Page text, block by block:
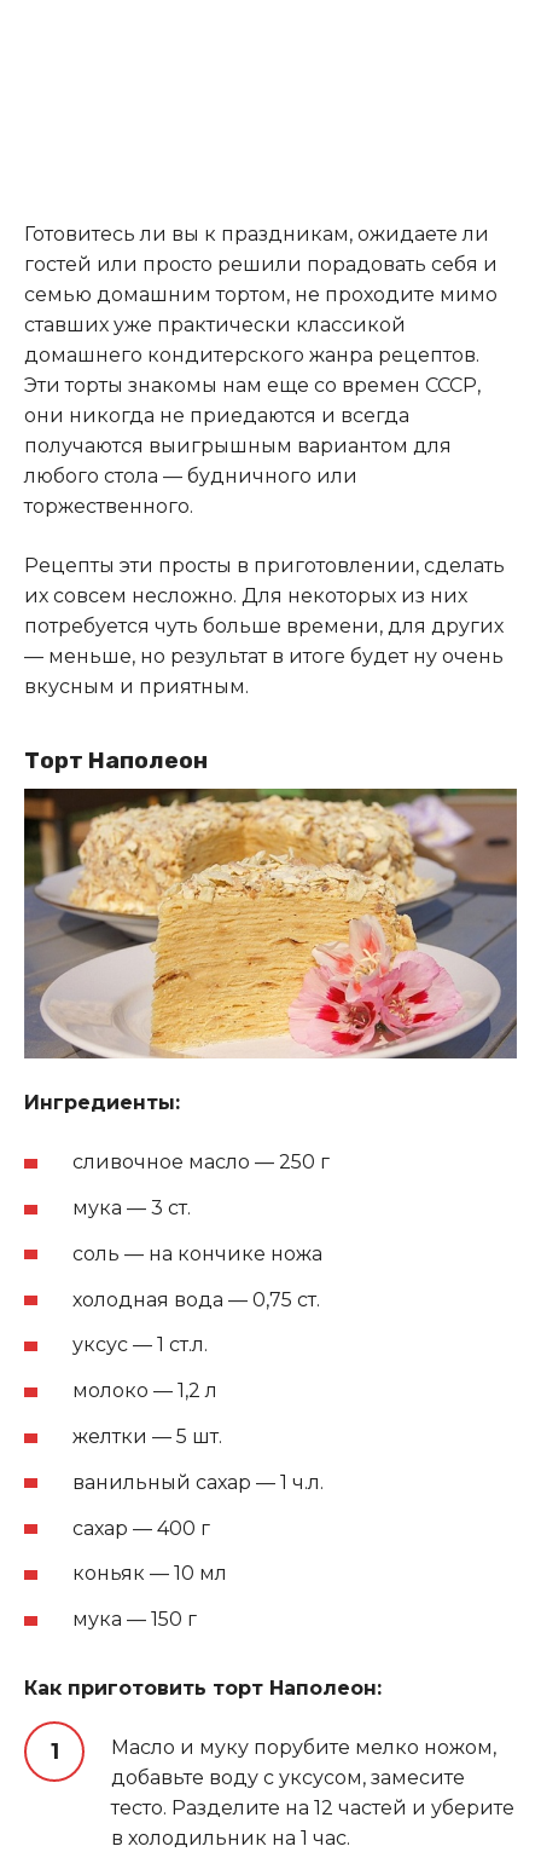
Готовитесь ли вы к праздникам, ожидаете ли
гостей или просто решили порадовать себя и
семью домашним тортом, не проходите мимо
ставших уже практически классикой
домашнего кондитерского жанра рецептов.
Эти торты знакомы нам еще со времен СССР,
они никогда не приедаются и всегда
получаются выигрышным вариантом для
любого стола — будничного или
торжественного.
Рецепты эти просты в приготовлении, сделать
их совсем несложно. Для некоторых из них
потребуется чуть больше времени, для других
— меньше, но результат в итоге будет ну очень
вкусным и приятным.
Торт Наполеон
Ингредиенты:
сливочное масло — 250 г
мука — 3 ст.
соль — на кончике ножа
холодная вода — 0,75 ст.
уксус — 1 ст.л.
молоко — 1,2 л
желтки — 5 шт.
ванильный сахар — 1 ч.л.
сахар — 400 г
коньяк — 10 мл
мука — 150 г
Как приготовить торт Наполеон:
Масло и муку порубите мелко ножом,
добавьте воду с уксусом, замесите
тесто. Разделите на 12 частей и уберите
в холодильник на 1 час.